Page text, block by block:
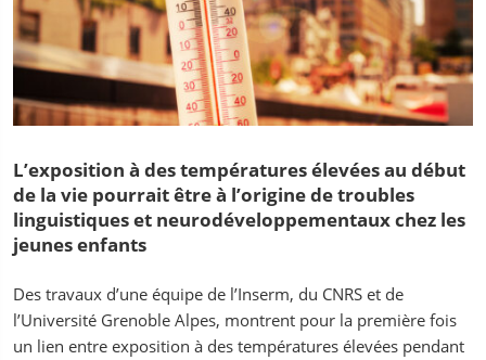
L’exposition à des températures élevées au début
de la vie pourrait être à l’origine de troubles
linguistiques et neurodéveloppementaux chez les
jeunes enfants
Des travaux d’une équipe de l’Inserm, du CNRS et de
l’Université Grenoble Alpes, montrent pour la première fois
un lien entre exposition à des températures élevées pendant